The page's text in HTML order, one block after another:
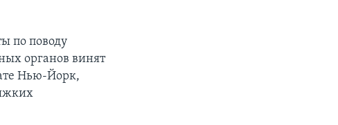
по поводу
органов винят
Нью-Йорк,